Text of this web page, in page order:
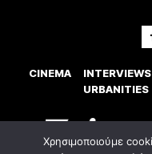
CINEMA INTERVIEWS
URBANITIES
Χρησιμοποιούμε